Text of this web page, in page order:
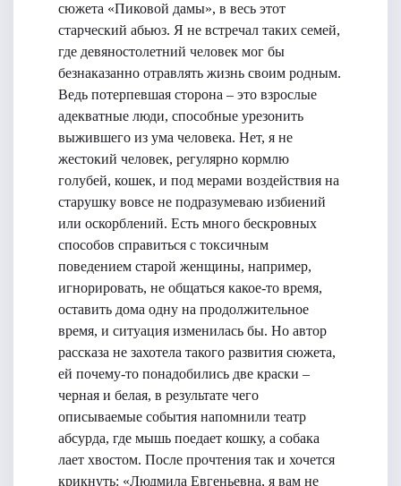
сюжета «Пиковой дамы», в весь этот
старческий абьюз. Я не встречал таких семей,
где девяностолетний человек мог бы
безнаказанно отравлять жизнь своим родным.
Ведь потерпевшая сторона – это взрослые
адекватные люди, способные урезонить
выжившего из ума человека. Нет, я не
жестокий человек, регулярно кормлю
голубей, кошек, и под мерами воздействия на
старушку вовсе не подразумеваю избиений
или оскорблений. Есть много бескровных
способов справиться с токсичным
поведением старой женщины, например,
игнорировать, не общаться какое-то время,
оставить дома одну на продолжительное
время, и ситуация изменилась бы. Но автор
рассказа не захотела такого развития сюжета,
ей почему-то понадобились две краски –
черная и белая, в результате чего
описываемые события напомнили театр
абсурда, где мышь поедает кошку, а собака
лает хвостом. После прочтения так и хочется
крикнуть: «Людмила Евгеньевна, я вам не